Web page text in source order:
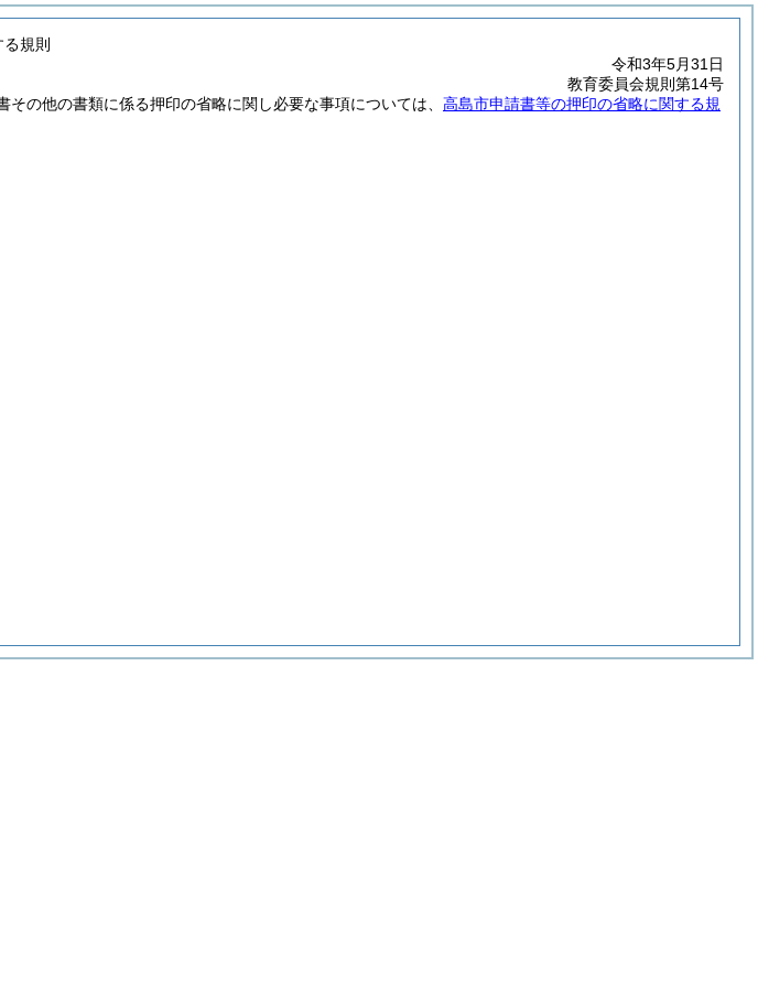
規則
令和3年5月31日
教育委員会規則第14号
の他の書類に係る押印の省略に関し必要な事項については、 高島市申請書等の押印の省略に関する規